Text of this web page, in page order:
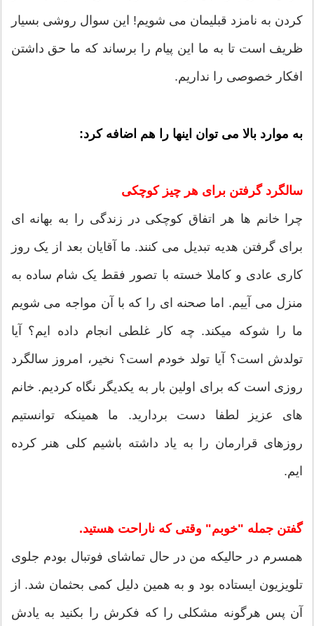
کردن به نامزد قبلیمان می شویم! این سوال روشی بسیار
ظریف است تا به ما این پیام را برساند که ما حق داشتن
افکار خصوصی را نداریم.
به موارد بالا می توان اینها را هم اضافه کرد:
سالگرد گرفتن برای هر چیز کوچکی
چرا خانم ها هر اتفاق کوچکی در زندگی را به بهانه ای
برای گرفتن هدیه تبدیل می کنند. ما آقایان بعد از یک روز
کاری عادی و کاملا خسته با تصور فقط یک شام ساده به
منزل می آییم. اما صحنه ای را که با آن مواجه می شویم
ما را شوکه میکند. چه کار غلطی انجام داده ایم؟ آیا
تولدش است؟ آیا تولد خودم است؟ نخیر، امروز سالگرد
روزی است که برای اولین بار به یکدیگر نگاه کردیم. خانم
های عزیز لطفا دست بردارید. ما همینکه توانستیم
روزهای قرارمان را به یاد داشته باشیم کلی هنر کرده
ایم.
گفتن جمله "خوبم" وقتی که ناراحت هستید.
همسرم در حالیکه من در حال تماشای فوتبال بودم جلوی
تلویزیون ایستاده بود و به همین دلیل کمی بحثمان شد. از
آن پس هرگونه مشکلی را که فکرش را بکنید به یادش